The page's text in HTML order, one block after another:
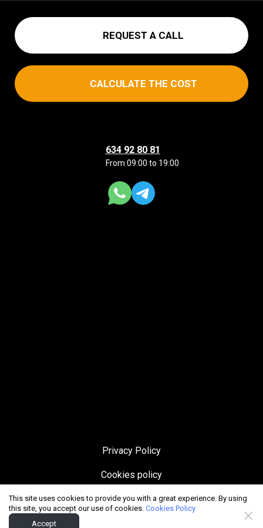
REQUEST A CALL
CALCULATE THE COST
634 92 80 81
From 09:00 to 19:00
Privacy Policy
Cookies policy
© 2009-2023 All rights reserved.
This site uses cookies to provide you with a great experience. By using
this site, you accept our use of cookies. Cookies Policy
Accept